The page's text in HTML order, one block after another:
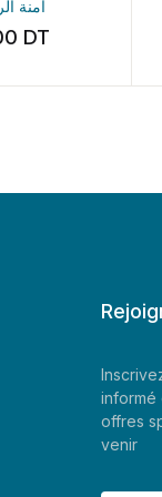
آمنة
DT
informé
offres
venir